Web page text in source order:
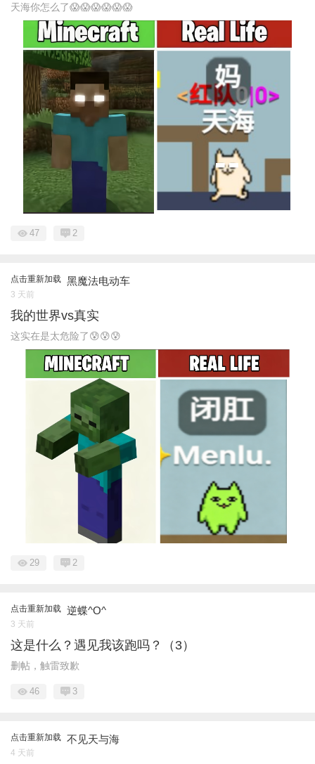
天海你怎么了😱😱😱😱😱😱
47 2
点击重新加载 黑魔法电动车
3 天前
我的世界vs真实
这实在是太危险了😰😰😰
29 2
点击重新加载 逆蝶^O^
3 天前
这是什么？遇见我该跑吗？（3）
删帖，触雷致歉
46 3
点击重新加载 不见天与海
4 天前